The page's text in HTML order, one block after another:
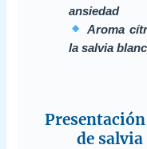
ansiedad
Aroma
la salvia
de